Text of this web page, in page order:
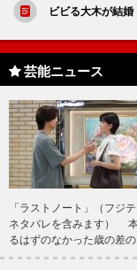
ビビる大木が結
芸能ニュース
「ラストノート」（フジ
ネタバレを含みます）
るはずのなかった歳の差